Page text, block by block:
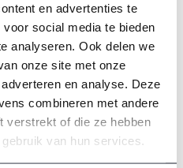
en advertenties te
social media te bieden
analyseren. Ook delen we
onze site met onze
en analyse. Deze
combineren met andere
verstrekt of die ze hebben
van hun services.
je deze onderdelen